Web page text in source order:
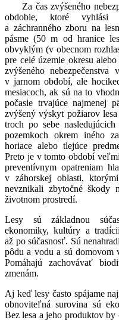
Za čas zvýšeného
obdobie, ktoré vyhlási
a záchranného zboru na
pásme (50 m od hranice
obvyklým (v obecnom
pre celé územie okresu
zvýšeného
v jarnom období, ale
mesiacoch, ak sú na to
počasie trvajúce najmenej
zvýšený výskyt požiarov
troch po sebe
pozemkoch okrem iného
horiace alebo tlejúce
Preto je v tomto období
preventívnym opatreniam
v záhorskej oblasti,
nevznikali zbytočné škody
životnom prostredí.
Lesy sú základnou
ekonomiky, kultúry a
až po súčasnosť. Sú
pôdu a vodu a sú domovom
Pomáhajú zachovávať
zmenám.
Aj keď lesy často spájame
obnoviteľná surovina sú
Bez lesa a jeho produktov